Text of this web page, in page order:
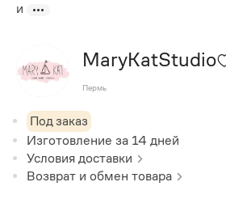
и
MaryKatStudio
Пермь
Под заказ
Изготовление за 14 дней
Условия доставки
Возврат и обмен товара